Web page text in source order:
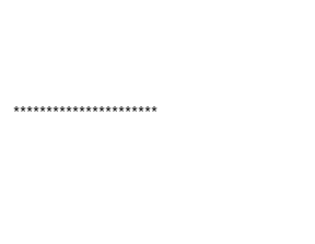
**********************